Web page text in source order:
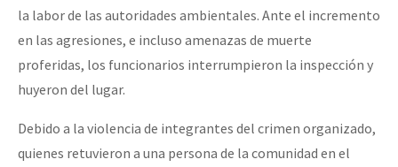
la labor de las autoridades ambientales. Ante el incremento
en las agresiones, e incluso amenazas de muerte
proferidas, los funcionarios interrumpieron la inspección y
huyeron del lugar.
Debido a la violencia de integrantes del crimen organizado,
quienes retuvieron a una persona de la comunidad en el